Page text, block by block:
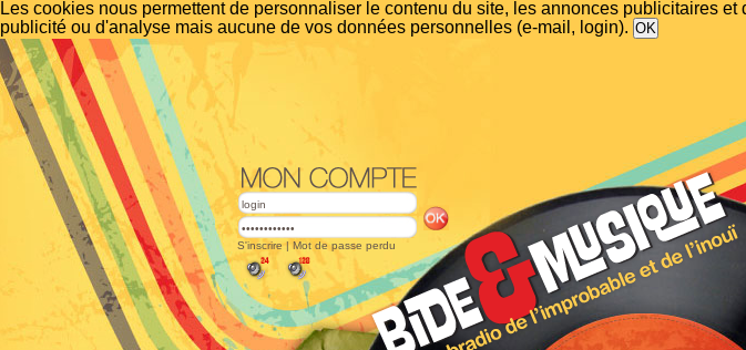
Les cookies nous permettent de personnaliser le contenu du site, les annonces publicitaires
publicité ou d'analyse mais aucune de vos données personnelles (e-mail, login).
S'inscrire | Mot de passe perdu